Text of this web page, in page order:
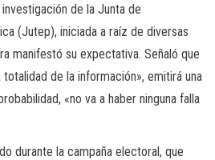
de la Junta de
(Jutep), iniciada a raíz de diversas
manifestó su expectativa. Señaló que
de la información», emitirá una
«no va a haber ninguna falla
durante la campaña electoral, que